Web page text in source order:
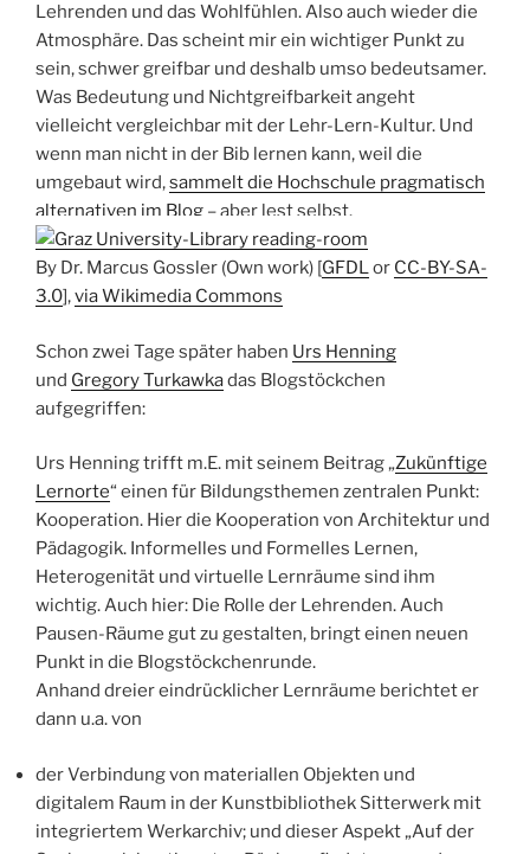
Lehrenden und das Wohlfühlen. Also auch wieder die
Atmosphäre. Das scheint mir ein wichtiger Punkt zu
sein, schwer greifbar und deshalb umso bedeutsamer.
Was Bedeutung und Nichtgreifbarkeit angeht
vielleicht vergleichbar mit der Lehr-Lern-Kultur. Und
wenn man nicht in der Bib lernen kann, weil die
umgebaut wird,sammelt die Hochschule pragmatisch
alternativen im Blog – aber lest selbst.
By Dr. Marcus Gossler (Own work) [GFDLor CC-BY-SA-
3.0],via Wikimedia Commons
Schon zwei Tage später haben Urs Henning
und Gregory Turkawkadas Blogstöckchen
aufgegriffen:
Urs Henning trifft m.E. mit seinem Beitrag „Zukünftige
Lernorte“ einen für Bildungsthemen zentralen Punkt:
Kooperation. Hier die Kooperation von Architektur und
Pädagogik. Informelles und Formelles Lernen,
Heterogenität und virtuelle Lernräume sind ihm
wichtig. Auch hier: Die Rolle der Lehrenden. Auch
Pausen-Räume gut zu gestalten, bringt einen neuen
Punkt in die Blogstöckchenrunde.
Anhand dreier eindrücklicher Lernräume berichtet er
dann u.a. von
der Verbindung von materiallen Objekten und
digitalem Raum in der Kunstbibliothek Sitterwerk mit
integriertem Werkarchiv; und dieser Aspekt „Auf der